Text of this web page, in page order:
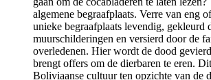
algemene begraafplaats. Verre van eng
unieke begraafplaats levendig, gekleurd
muurschilderingen en versierd door de
overledenen. Hier wordt de dood
brengt offers om de dierbaren te eren.
Boliviaanse cultuur ten opzichte van de